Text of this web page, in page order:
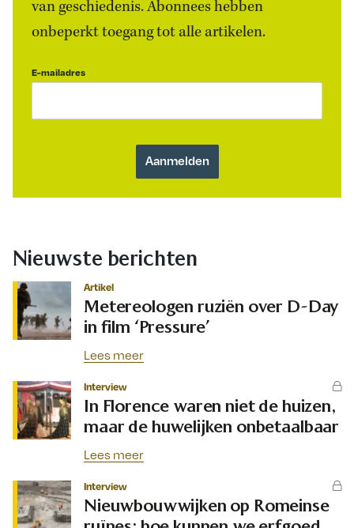
van geschiedenis. Abonnees hebben
onbeperkt toegang tot alle artikelen.
E-mailadres
Nieuwste berichten
Artikel
Metereologen ruziën over D-Day
in film ‘Pressure’
Lees meer
Interview
In Florence waren niet de huizen,
maar de huwelijken onbetaalbaar
Lees meer
Interview
Nieuwbouwwijken op Romeinse